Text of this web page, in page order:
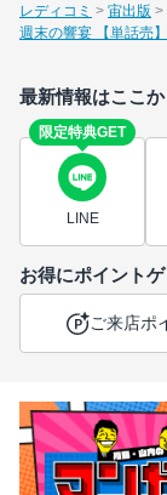
レディコミ
宙出版
週末の響宴 【単話売】
最新情報はここか
限定特典GET
LINE
お得にポイントゲ
ご来店ポ